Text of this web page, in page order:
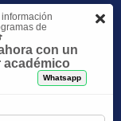
de
con un
académico
Whatsapp